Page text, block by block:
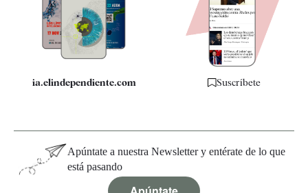
Quiénes somos
Especificaciones
ia.elindependiente.com Suscríbete
Apúntate a nuestra Newsletter y entérate de lo que
está pasando